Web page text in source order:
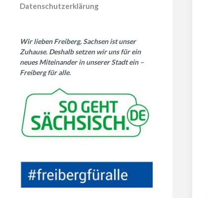
Datenschutzerklärung
Wir lieben Freiberg, Sachsen ist unser
Zuhause. Deshalb setzen wir uns für ein
neues Miteinander in unserer Stadt ein –
Freiberg für alle.